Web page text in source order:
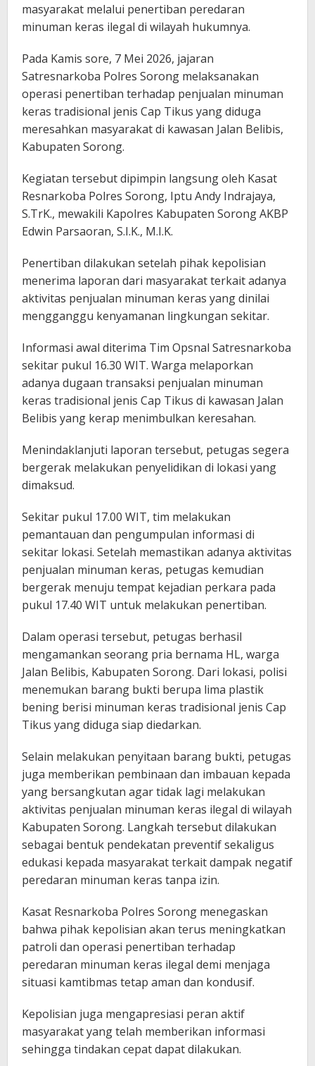
masyarakat melalui penertiban peredaran
minuman keras ilegal di wilayah hukumnya.
Pada Kamis sore, 7 Mei 2026, jajaran
Satresnarkoba Polres Sorong melaksanakan
operasi penertiban terhadap penjualan minuman
keras tradisional jenis Cap Tikus yang diduga
meresahkan masyarakat di kawasan Jalan Belibis,
Kabupaten Sorong.
Kegiatan tersebut dipimpin langsung oleh Kasat
Resnarkoba Polres Sorong, Iptu Andy Indrajaya,
S.TrK., mewakili Kapolres Kabupaten Sorong AKBP
Edwin Parsaoran, S.I.K., M.I.K.
Penertiban dilakukan setelah pihak kepolisian
menerima laporan dari masyarakat terkait adanya
aktivitas penjualan minuman keras yang dinilai
mengganggu kenyamanan lingkungan sekitar.
Informasi awal diterima Tim Opsnal Satresnarkoba
sekitar pukul 16.30 WIT. Warga melaporkan
adanya dugaan transaksi penjualan minuman
keras tradisional jenis Cap Tikus di kawasan Jalan
Belibis yang kerap menimbulkan keresahan.
Menindaklanjuti laporan tersebut, petugas segera
bergerak melakukan penyelidikan di lokasi yang
dimaksud.
Sekitar pukul 17.00 WIT, tim melakukan
pemantauan dan pengumpulan informasi di
sekitar lokasi. Setelah memastikan adanya aktivitas
penjualan minuman keras, petugas kemudian
bergerak menuju tempat kejadian perkara pada
pukul 17.40 WIT untuk melakukan penertiban.
Dalam operasi tersebut, petugas berhasil
mengamankan seorang pria bernama HL, warga
Jalan Belibis, Kabupaten Sorong. Dari lokasi, polisi
menemukan barang bukti berupa lima plastik
bening berisi minuman keras tradisional jenis Cap
Tikus yang diduga siap diedarkan.
Selain melakukan penyitaan barang bukti, petugas
juga memberikan pembinaan dan imbauan kepada
yang bersangkutan agar tidak lagi melakukan
aktivitas penjualan minuman keras ilegal di wilayah
Kabupaten Sorong. Langkah tersebut dilakukan
sebagai bentuk pendekatan preventif sekaligus
edukasi kepada masyarakat terkait dampak negatif
peredaran minuman keras tanpa izin.
Kasat Resnarkoba Polres Sorong menegaskan
bahwa pihak kepolisian akan terus meningkatkan
patroli dan operasi penertiban terhadap
peredaran minuman keras ilegal demi menjaga
situasi kamtibmas tetap aman dan kondusif.
Kepolisian juga mengapresiasi peran aktif
masyarakat yang telah memberikan informasi
sehingga tindakan cepat dapat dilakukan.